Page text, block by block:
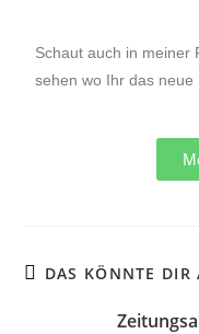
Schaut auch in meiner
sehen wo Ihr das
DAS KÖNNTE DIR